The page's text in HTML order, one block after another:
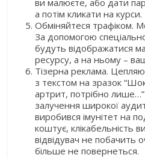
ви малюєте, або дати
а потім кликати на курси.
Обміняйтеся трафіком.
За допомогою
будуть відображатися
ресурсу, а на ньому –
Тізерна реклама.
з текстом на зразок
артрит, потрібно
залучення широкої
виробився імунітет на
коштує, клікабельність
відвідувач не побачить
більше не повернеться.